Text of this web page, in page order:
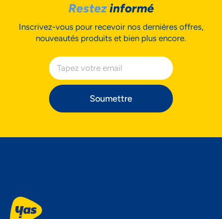
Restezinformé
Inscrivez-vous pour recevoir nos dernières offres,
nouveautés produits et bien plus encore.
Soumettre
Decline
Préférences